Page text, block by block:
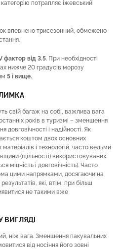
потрапляє іжевський
впевнено трисезонний, обмежено
фактор від 3.5. При необхідності
нижче 20 градусів морозу
5 і вище.
свій багаж на собі, важлива вага
років в туризмі – зменшення
довговічності і надійності. Як
коштом двох основних
і технологій, часто вельми
(щільності) використовуваних
міцність і довговічність). Часто
цими напрямками, досягаючи на
які, втім, при більш
не такими вже
ВИГЛЯДІ
ніж вага. Зменшення пакувальних
від носіння його зовні